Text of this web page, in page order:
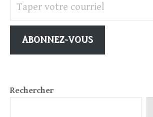
ABONNEZ-VOUS
Rechercher